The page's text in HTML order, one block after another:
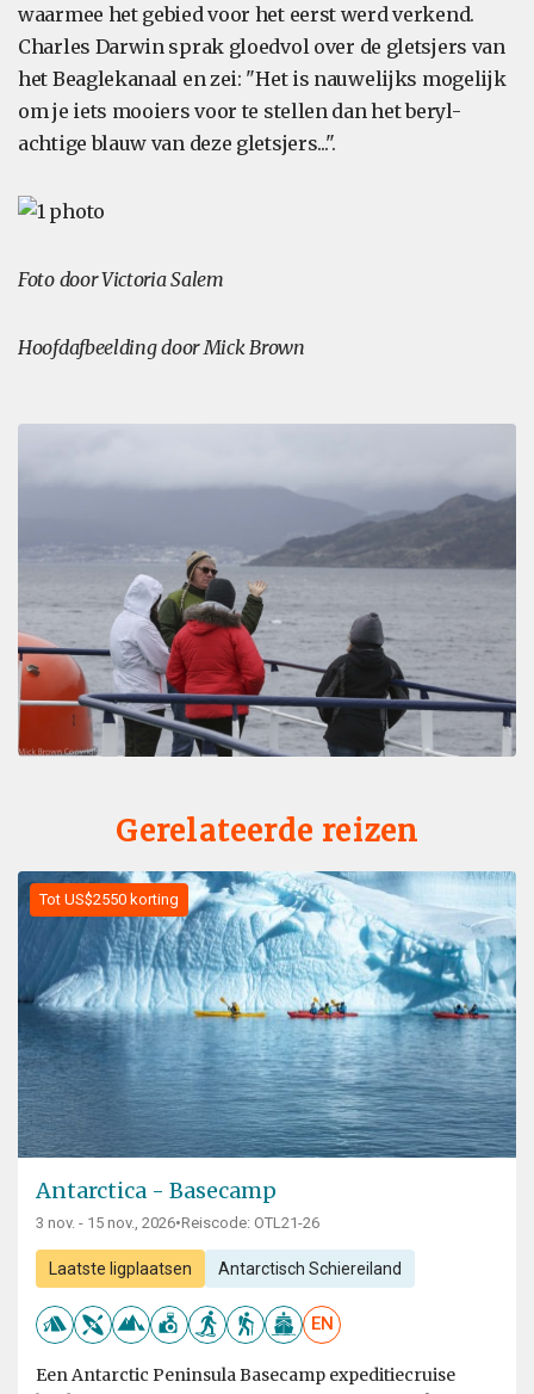
waarmee het gebied voor het eerst werd verkend.
Charles Darwin sprak gloedvol over de gletsjers van
het Beaglekanaal en zei: "Het is nauwelijks mogelijk
om je iets mooiers voor te stellen dan het beryl-
achtige blauw van deze gletsjers...".
Foto door Victoria Salem
Hoofdafbeelding door Mick Brown
Gerelateerde reizen
Tot US$2550 korting
Antarctica - Basecamp
3 nov. - 15 nov., 2026•Reiscode: OTL21-26
Laatste ligplaatsen Antarctisch Schiereiland
EN
Een Antarctic Peninsula Basecamp expeditiecruise